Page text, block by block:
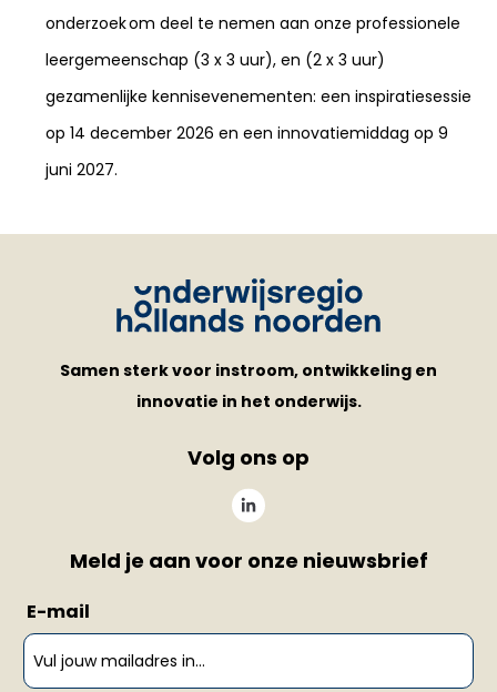
onderzoek om deel te nemen aan onze professionele
leergemeenschap (3 x 3 uur), en (2 x 3 uur)
gezamenlijke kennisevenementen: een inspiratiesessie
op 14 december 2026 en een innovatiemiddag op 9
juni 2027.
Samen sterk voor instroom, ontwikkeling en
innovatie in het onderwijs.
Volg ons op
Meld je aan voor onze nieuwsbrief
E-mail